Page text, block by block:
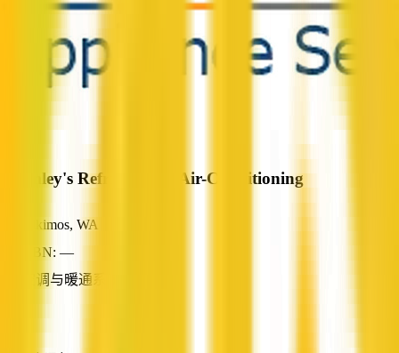
Bromley's Refrigeration Air-Conditioning
Alkimos, WA
ABN: —
空调与暖通系统